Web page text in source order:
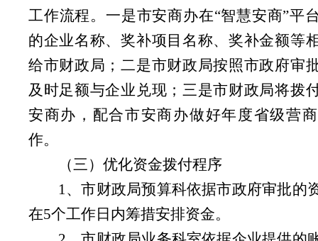
工作流程。一是市安商办在“智慧安商”平
的企业名称、奖补项目名称、奖补金额等
给市财政局；二是市财政局按照市政府审
及时足额与企业兑现；三是市财政局将拨
安商办，配合市安商办做好年度省级营
作。
（三）优化资金拨付程序
1、市财政局预算科依据市政府审批的
在5个工作日内筹措安排资金。